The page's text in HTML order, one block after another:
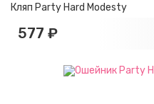
Кляп Party Hard Modesty
577 ₽